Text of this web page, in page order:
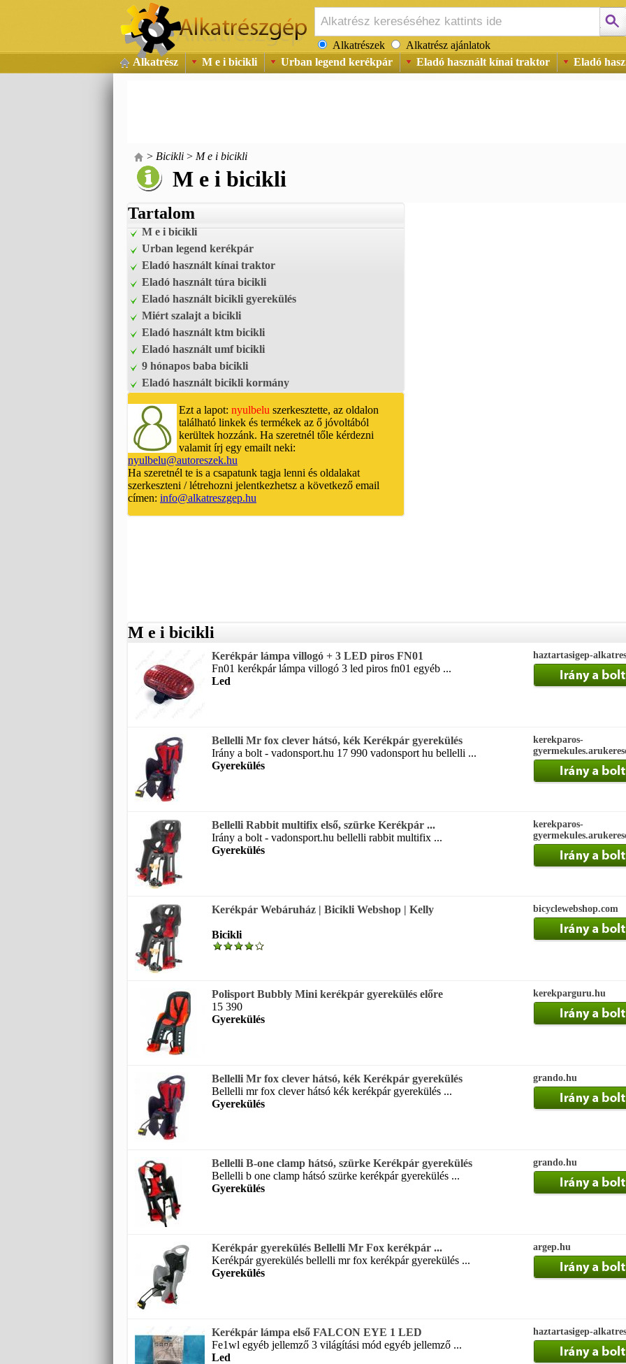
Alkatrészek
Alkatrész ajánlatok
Alkatrész
M e i bicikli Urban legend kerékpár Eladó használt kínai traktor Eladó
> Bicikli > M e i bicikli
M e i bicikli
Tartalom
M e i bicikli
Urban legend kerékpár
Eladó használt kínai traktor
Eladó használt túra bicikli
Eladó használt bicikli gyerekülés
Miért szalajt a bicikli
Eladó használt ktm bicikli
Eladó használt umf bicikli
9 hónapos baba bicikli
Eladó használt bicikli kormány
Ezt a lapot: nyulbelu szerkesztette, az oldalon
található linkek és termékek az ő jóvoltából
kerültek hozzánk. Ha szeretnél tőle kérdezni
valamit írj egy emailt neki:
nyulbelu@autoreszek.hu
Ha szeretnél te is a csapatunk tagja lenni és oldalakat
szerkeszteni / létrehozni jelentkezhetsz a következő email
címen: info@alkatreszgep.hu
M e i bicikli
Kerékpár lámpa villogó + 3 LED piros FN01
Fn01 kerékpár lámpa villogó 3 led piros fn01 egyéb ...
Led
haztartasigep-
Bellelli Mr fox clever hátsó, kék Kerékpár gyerekülés
Irány a bolt - vadonsport.hu 17 990 vadonsport hu bellelli ...
Gyerekülés
kerekparos-
Bellelli Rabbit multifix első, szürke Kerékpár ...
Irány a bolt - vadonsport.hu bellelli rabbit multifix ...
Gyerekülés
kerekparos-
Kerékpár Webáruház | Bicikli Webshop | Kelly
Bicikli
bicyclewebshop.com
Polisport Bubbly Mini kerékpár gyerekülés előre
15 390
Gyerekülés
kerekparguru.hu
Bellelli Mr fox clever hátsó, kék Kerékpár gyerekülés
Bellelli mr fox clever hátsó kék kerékpár gyerekülés ...
Gyerekülés
grando.hu
Bellelli B-one clamp hátsó, szürke Kerékpár gyerekülés
Bellelli b one clamp hátsó szürke kerékpár gyerekülés ...
Gyerekülés
grando.hu
Kerékpár gyerekülés Bellelli Mr Fox kerékpár ...
Kerékpár gyerekülés bellelli mr fox kerékpár gyerekülés ...
Gyerekülés
argep.hu
Kerékpár lámpa első FALCON EYE 1 LED
Fe1wl egyéb jellemző 3 világítási mód egyéb jellemző ...
Led
haztartasigep-